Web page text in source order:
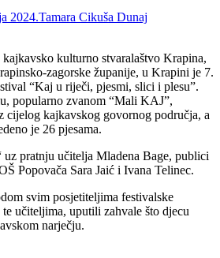
2024.Tamara Cikuša Dunaj
kulturno stvaralaštvo Krapina,
zagorske županije, u Krapini je 7.
“Kaj u riječi, pjesmi, slici i plesu”.
popularno zvanom “Mali KAJ”,
cijelog kajkavskog govornog područja, a
je 26 pjesama.
uz pratnju učitelja Mladena Bage, publici
Popovača Sara Jaić i Ivana Telinec.
svim posjetiteljima festivalske
učiteljima, uputili zahvale što djecu
narječju.